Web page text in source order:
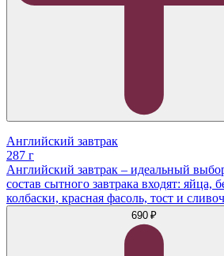
Английский завтрак
287 г
Английский завтрак – идеальный
состав сытного завтрака входят: яйца,
колбаски, красная фасоль, тост и
690 ₽